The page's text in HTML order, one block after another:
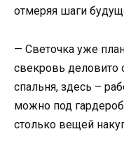
отмеряя шаги
— Светочка уже
свекровь деловито
спальня, здесь –
можно под
столько вещей